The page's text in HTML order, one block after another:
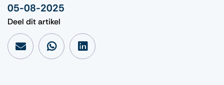
05-08-2025
Deel dit artikel